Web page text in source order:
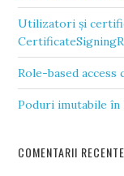
Utilizatori și
Role-based
Poduri imutabile
COMENTARII RECENTE